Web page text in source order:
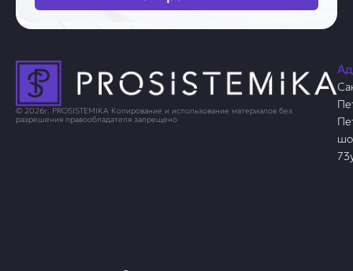
© 2026г. PROSISTEMIKA Копирование и использование материалов без
разрешения правообладателя запрещено